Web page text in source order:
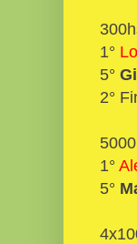
1°
5°
2°
1°
5°